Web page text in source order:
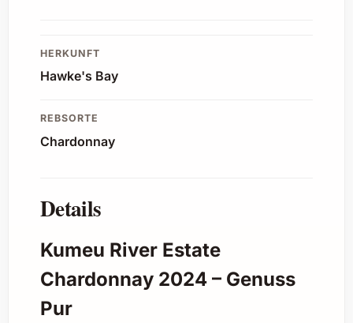
HERKUNFT
Hawke's Bay
REBSORTE
Chardonnay
Details
Kumeu River Estate
Chardonnay 2024 – Genuss
Pur